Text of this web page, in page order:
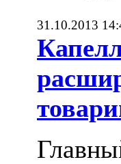
31.10.2013